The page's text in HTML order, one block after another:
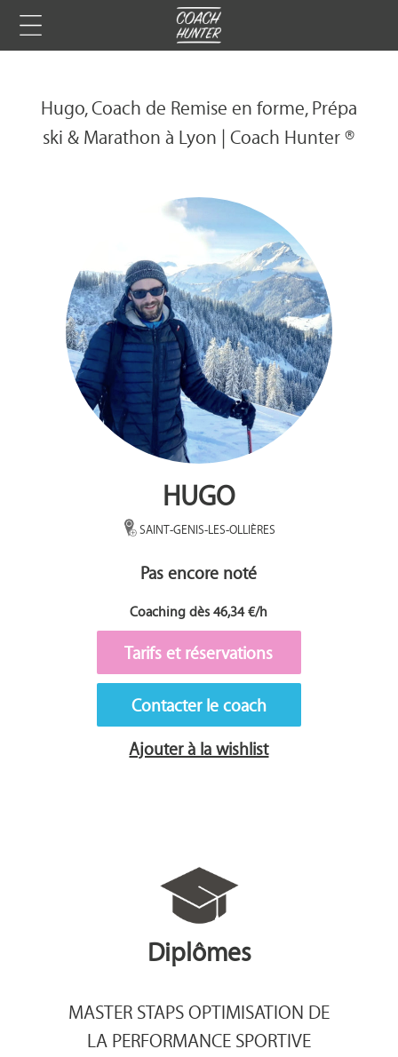
Hugo, Coach de Remise en forme, Prépa
ski & Marathon à Lyon | Coach Hunter ®
HUGO
SAINT-GENIS-LES-OLLIÈRES
Pas encore noté
Coaching dès 46,34 €/h
Tarifs et réservations
Contacter le coach
Ajouter à la wishlist
Diplômes
MASTER STAPS OPTIMISATION DE
LA PERFORMANCE SPORTIVE